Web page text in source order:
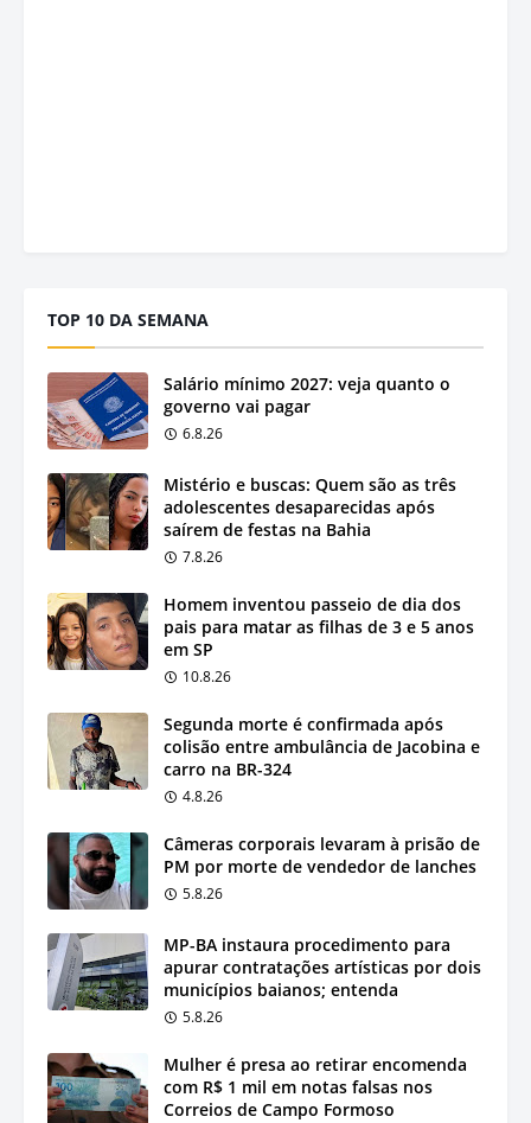
TOP 10 DA SEMANA
Salário mínimo 2027: veja quanto o
governo vai pagar
6.8.26
Mistério e buscas: Quem são as três
adolescentes desaparecidas após
saírem de festas na Bahia
7.8.26
Homem inventou passeio de dia dos
pais para matar as filhas de 3 e 5 anos
em SP
10.8.26
Segunda morte é confirmada após
colisão entre ambulância de Jacobina e
carro na BR-324
4.8.26
Câmeras corporais levaram à prisão de
PM por morte de vendedor de lanches
5.8.26
MP-BA instaura procedimento para
apurar contratações artísticas por dois
municípios baianos; entenda
5.8.26
Mulher é presa ao retirar encomenda
com R$ 1 mil em notas falsas nos
Correios de Campo Formoso